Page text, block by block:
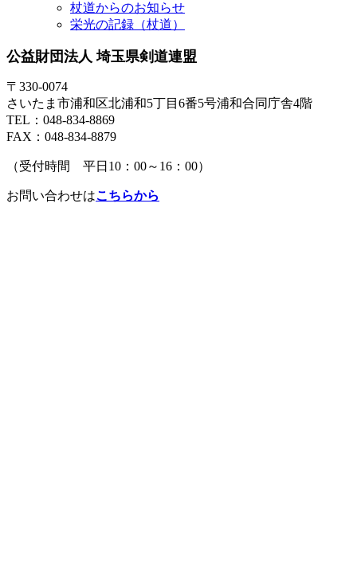
杖道からのお知らせ
栄光の記録（杖道）
公益財団法人 埼玉県剣道連盟
〒330-0074
さいたま市浦和区北浦和5丁目6番5号浦和合同庁舎4階
TEL：048-834-8869
FAX：048-834-8879
（受付時間 平日10：00～16：00）
お問い合わせはこちらから